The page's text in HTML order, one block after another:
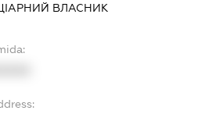
ВЛАСНИК